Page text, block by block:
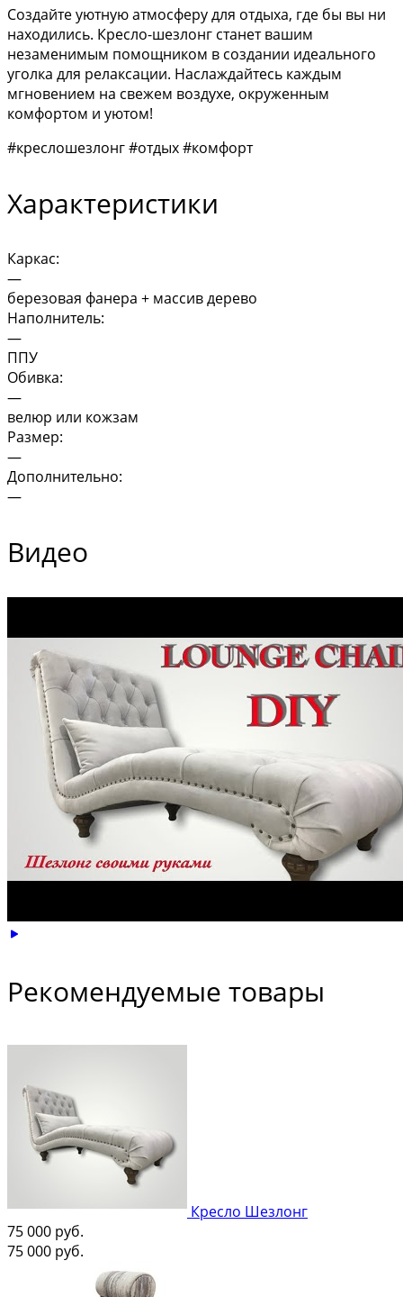
Создайте уютную атмосферу для отдыха, где бы вы ни
находились. Кресло-шезлонг станет вашим
незаменимым помощником в создании идеального
уголка для релаксации. Наслаждайтесь каждым
мгновением на свежем воздухе, окруженным
комфортом и уютом!
#креслошезлонг #отдых #комфорт
Характеристики
Каркас:
—
березовая фанера + массив дерево
Наполнитель:
—
ППУ
Обивка:
—
велюр или кожзам
Размер:
—
Дополнительно:
—
Видео
Рекомендуемые товары
Кресло Шезлонг
75 000 руб.
75 000 руб.